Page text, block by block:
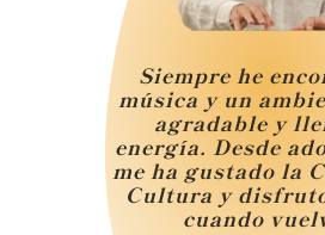
Siempre he
música y un
agradable y
energía. Desde
me ha gustado la
Cultura y
cuando